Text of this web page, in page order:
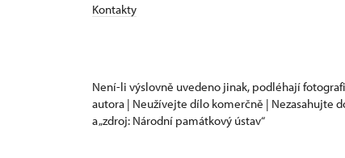
Kontakty
Není-li výslovně uvedeno jinak, podléhají
autora | Neužívejte dílo komerčně | Nezasahujte
a „zdroj: Národní památkový ústav“